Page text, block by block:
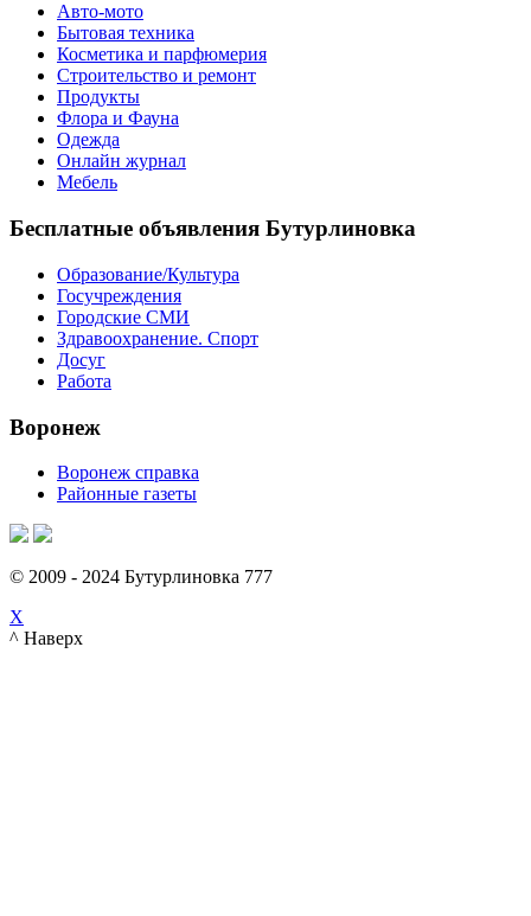
Авто-мото
Бытовая техника
Косметика и парфюмерия
Строительство и ремонт
Продукты
Флора и Фауна
Одежда
Онлайн журнал
Мебель
Бесплатные объявления Бутурлиновка
Образование/Культура
Госучреждения
Городские СМИ
Здравоохранение. Спорт
Досуг
Работа
Воронеж
Воронеж справка
Районные газеты
© 2009 - 2024 Бутурлиновка 777
X
^ Наверх